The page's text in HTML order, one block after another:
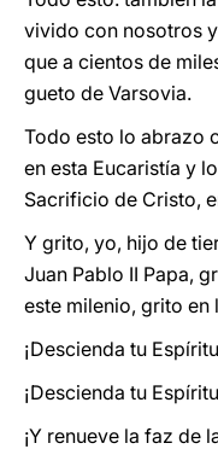
vivido con nosotros
que a cientos de
gueto de Varsovia.
Todo esto lo abrazo
en esta Eucaristía y
Sacrificio de Cristo,
Y grito, yo, hijo de
Juan Pablo II Papa,
este milenio, grito
¡Descienda tu
¡Descienda tu
¡Y renueve la faz de